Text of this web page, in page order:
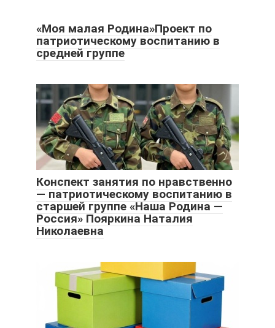
«Моя малая Родина»Проект по
патриотическому воспитанию в
средней группе
Конспект занятия по нравственно
— патриотическому воспитанию в
старшей группе «Наша Родина —
Россия» Пояркина Наталия
Николаевна